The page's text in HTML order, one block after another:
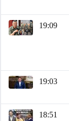
19:09
19:03
18:51